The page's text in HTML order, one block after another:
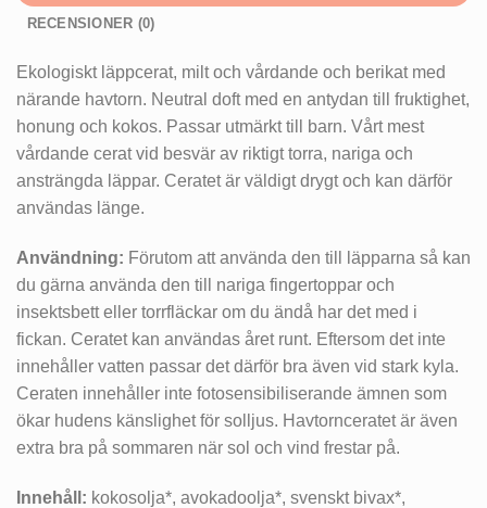
RECENSIONER (0)
Ekologiskt läppcerat, milt och vårdande och berikat med
närande havtorn. Neutral doft med en antydan till fruktighet,
honung och kokos. Passar utmärkt till barn. Vårt mest
vårdande cerat vid besvär av riktigt torra, nariga och
ansträngda läppar. Ceratet är väldigt drygt och kan därför
användas länge.
Användning: Förutom att använda den till läpparna så kan
du gärna använda den till nariga fingertoppar och
insektsbett eller torrfläckar om du ändå har det med i
fickan. Ceratet kan användas året runt. Eftersom det inte
innehåller vatten passar det därför bra även vid stark kyla.
Ceraten innehåller inte fotosensibiliserande ämnen som
ökar hudens känslighet för solljus. Havtornceratet är även
extra bra på sommaren när sol och vind frestar på.
Innehåll: kokosolja*, avokadoolja*, svenskt bivax*,